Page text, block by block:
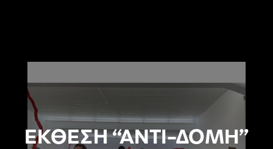
ΕΚΘΕΣΗ “ΑΝΤΙ-ΔΟΜΗ”